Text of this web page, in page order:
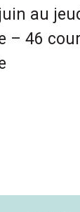
au
– 46